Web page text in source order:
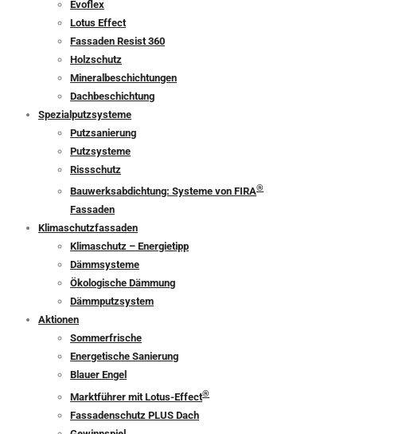
Evoflex
Lotus Effect
Fassaden Resist 360
Holzschutz
Mineralbeschichtungen
Dachbeschichtung
Spezialputzsysteme
Putzsanierung
Putzsysteme
Rissschutz
Bauwerksabdichtung: Systeme von FIRA®
Fassaden
Klimaschutzfassaden
Klimaschutz – Energietipp
Dämmsysteme
Ökologische Dämmung
Dämmputzsystem
Aktionen
Sommerfrische
Energetische Sanierung
Blauer Engel
Marktführer mit Lotus-Effect®
Fassadenschutz PLUS Dach